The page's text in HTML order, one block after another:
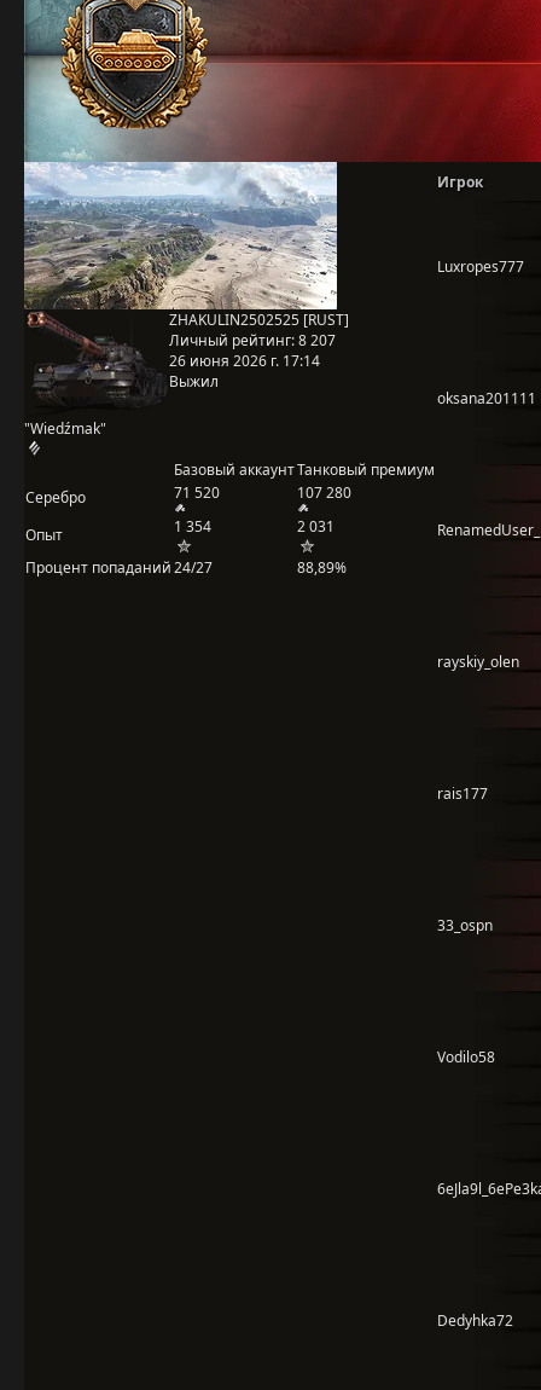
"Wiedźmak"
ZHAKULIN2502525 [RUST]
Личный рейтинг:8 207
26 июня 2026 г. 17:14
Выжил
Базовый аккаунтТанковый премиум
Серебро
71 520 107 280
Опыт 1 354
2 031
Процент попаданий24/27 88,89%
Игрок
Luxropes777
oksana201111
rayskiy_olen
rais177
33_ospn
Vodilo58
Dedyhka72